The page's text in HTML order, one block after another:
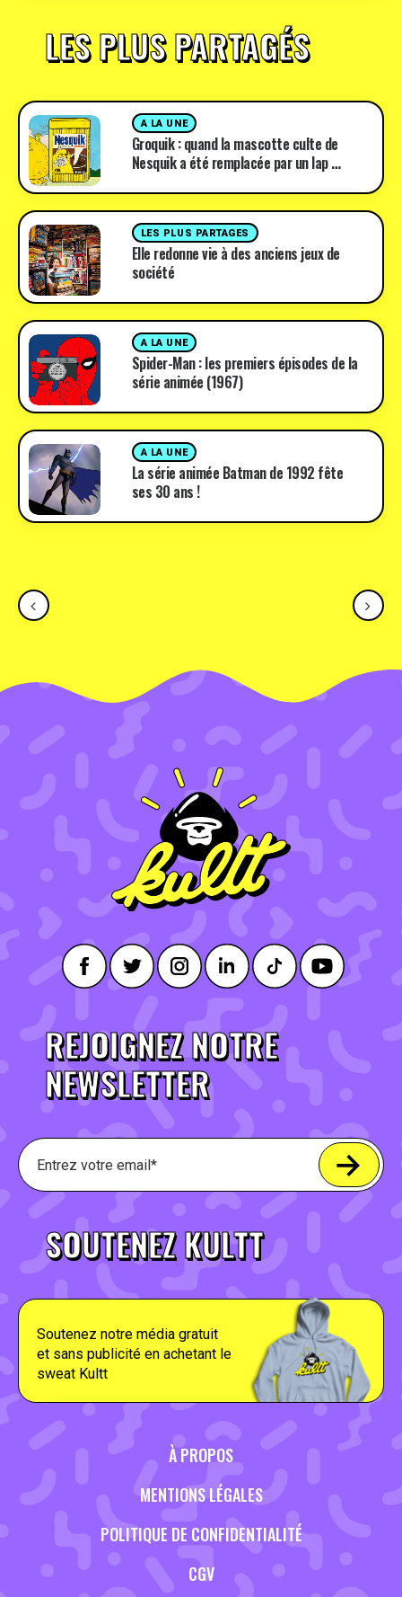
LES PLUS PARTAGÉS
A LA UNE
Groquik : quand la mascotte culte de
Nesquik a été remplacée par un lap …
LES PLUS PARTAGES
Elle redonne vie à des anciens jeux de
société
A LA UNE
Spider-Man : les premiers épisodes de la
série animée (1967)
A LA UNE
La série animée Batman de 1992 fête
ses 30 ans !
REJOIGNEZ NOTRE
NEWSLETTER
SOUTENEZ KULTT
Soutenez notre média gratuit
et sans publicité en achetant le
sweat Kultt
À PROPOS
MENTIONS LÉGALES
POLITIQUE DE CONFIDENTIALITÉ
CGV